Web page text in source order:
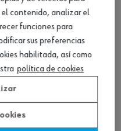
láser
contenido, analizar el
funciones para
sus preferencias
habilitada, así como
política de cookies